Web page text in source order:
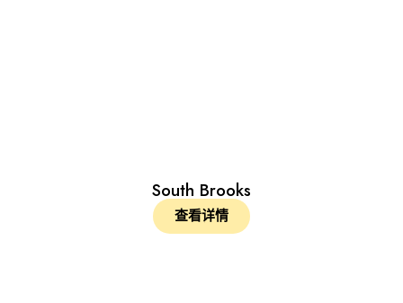
South Brooks
查看详情